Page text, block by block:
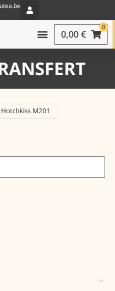
0
0,00 €
Hotchkiss M201